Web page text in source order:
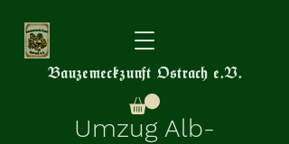
Bauzemeckzunft Ostrach e.V.
Umzug Alb-